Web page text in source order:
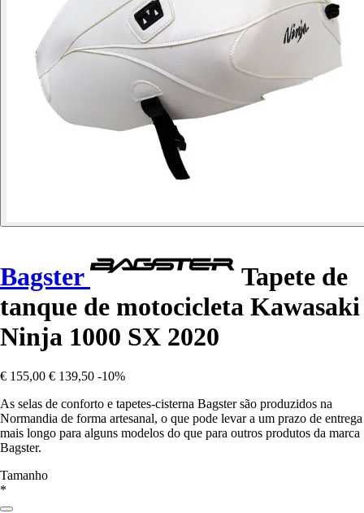
Bagster
Tapete de
tanque de motocicleta Kawasaki
Ninja 1000 SX 2020
€ 155,00 € 139,50 -10%
As selas de conforto e tapetes-cisterna Bagster são produzidos na
Normandia de forma artesanal, o que pode levar a um prazo de entrega
mais longo para alguns modelos do que para outros produtos da marca
Bagster.
Tamanho
*